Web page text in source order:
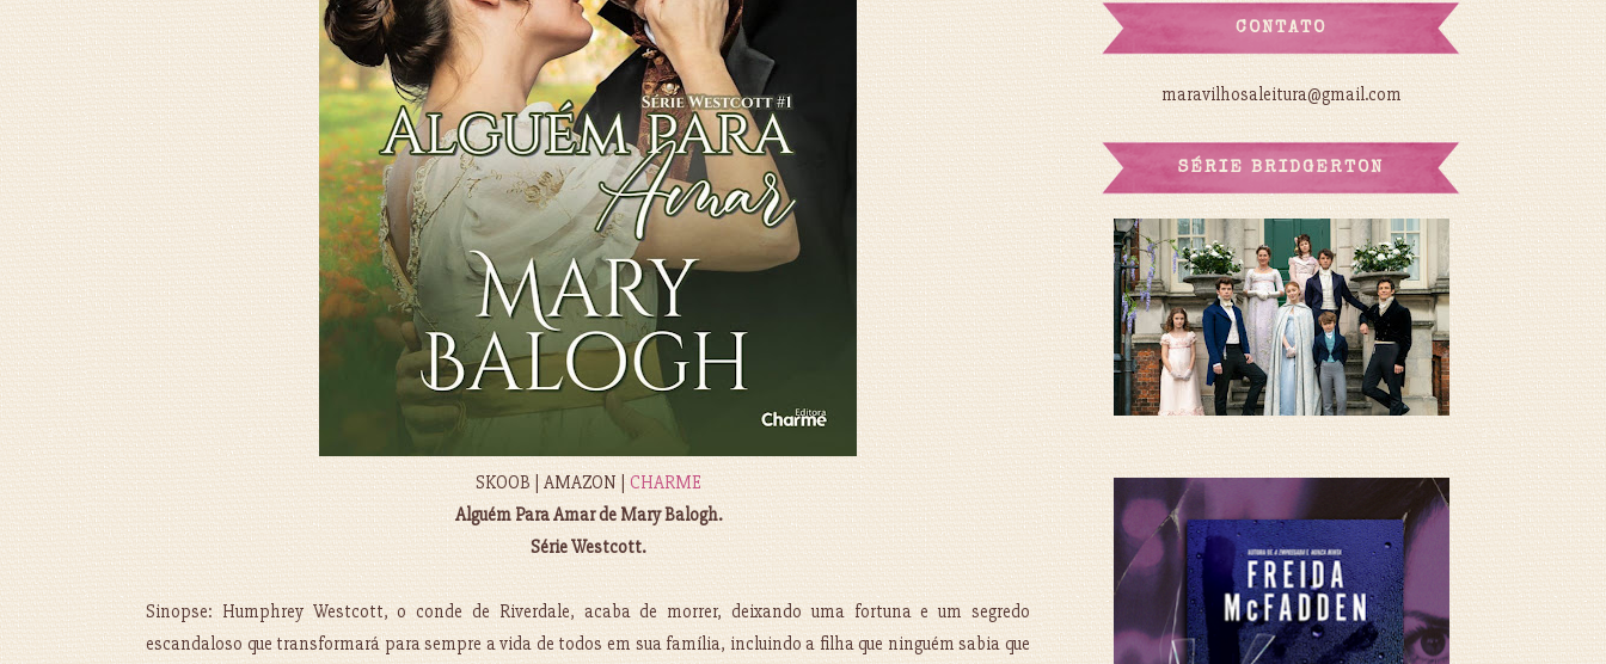
SKOOB | AMAZON |CHARME
Alguém Para Amar de Mary Balogh.
Série Westcott.
Sinopse: Humphrey Westcott, o conde de Riverdale, acaba de morrer, deixando uma fortuna e um segredo
escandaloso que transformará para sempre a vida de todos em sua família, incluindo a filha que ninguém sabia que
CONTATO
maravilhosaleitura@gmail.com
SÉRIE BRIDGERTON